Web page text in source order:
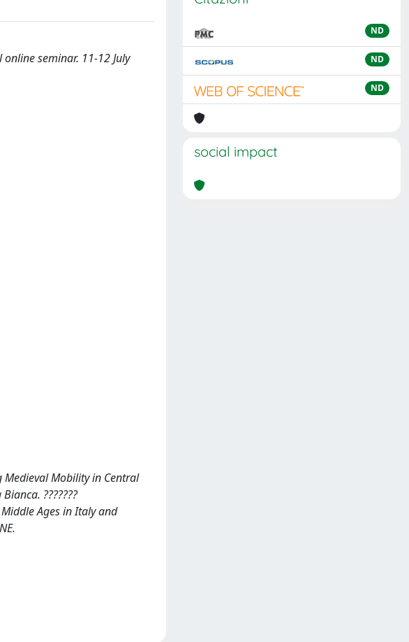
seminar. 11-12 July
Medieval Mobility in Central
???????
Ages in Italy and
ND
ND
ND
social impact